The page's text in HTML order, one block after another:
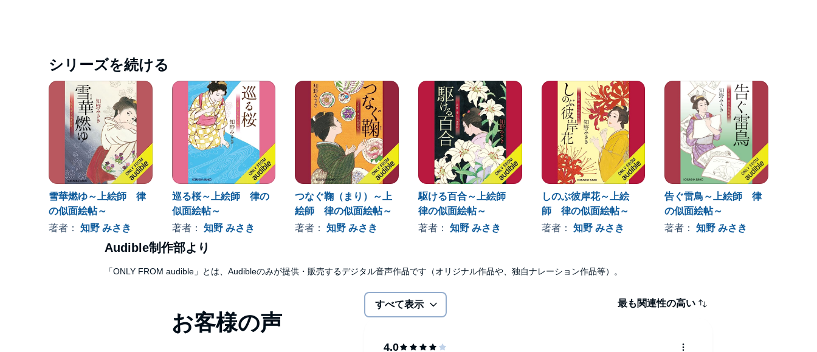
シリーズを続ける
雪華燃ゆ～上絵師 律
の似面絵帖～
著者： 知野 みさき
巡る桜～上絵師 律の
似面絵帖～
著者： 知野 みさき
つなぐ鞠（まり）～上
絵師 律の似面絵帖～
著者：知野 みさき
駆ける百合～上絵師
律の似面絵帖～
著者： 知野 みさき
しのぶ彼岸花～上絵
師 律の似面絵帖～
著者： 知野 みさき
告ぐ雷鳥～上絵師 律
の似面絵帖～
著者：知野 みさき
Audible制作部より
「ONLY FROM audible」とは、Audibleのみが提供・販売するデジタル音声作品です（オリジナル作品や、独自ナレーション作品等）。
すべて表示 最も関連性の高い